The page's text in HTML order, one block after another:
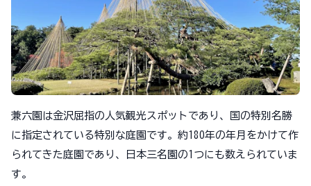
兼六園は金沢屈指の人気観光スポットであり、国の特別名勝
に指定されている特別な庭園です。約180年の年月をかけて作
られてきた庭園であり、日本三名園の1つにも数えられていま
す。